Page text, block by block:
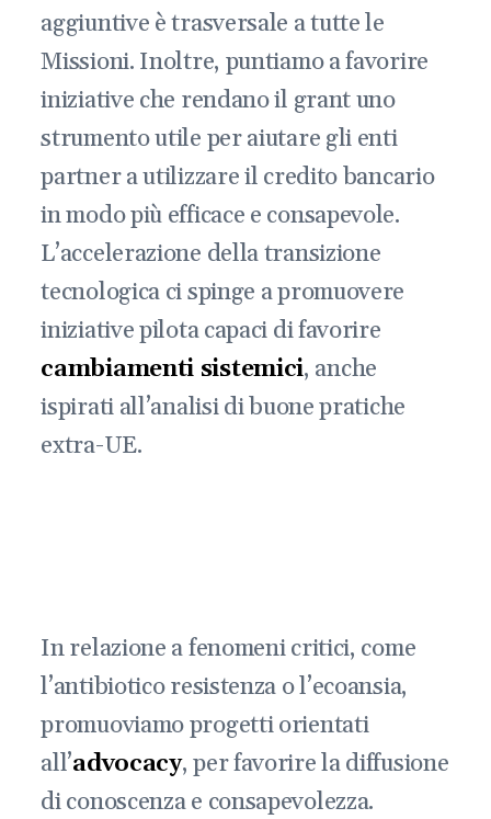
aggiuntive è trasversale a tutte le
Missioni. Inoltre, puntiamo a favorire
iniziative che rendano il grant uno
strumento utile per aiutare gli enti
partner a utilizzare il credito bancario
in modo più efficace e consapevole.
L’accelerazione della transizione
tecnologica ci spinge a promuovere
iniziative pilota capaci di favorire
cambiamenti sistemici, anche
ispirati all’analisi di buone pratiche
extra-UE.
In relazione a fenomeni critici, come
l’antibiotico resistenza o l’ecoansia,
promuoviamo progetti orientati
all’advocacy, per favorire la diffusione
di conoscenza e consapevolezza.